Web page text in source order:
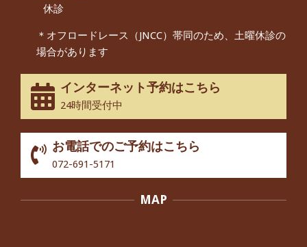
動域が広くなって、動きがスムーズに
なってきました』
股関節痛でお困りの30代男性の患者様
から感想をいただきました。
歩いたり立ち上がったりする時に痛み
を感じる,と訴えていた40代男性の患
By: 院長 つじ On: 2024年10月3日
休診
＊オフロードレース（JNCC）帯同のため、土曜休診の
場合があります
インターネット予約はこちら
24時間受付中
お電話でのご予約はこちら
072-691-5171
MAP